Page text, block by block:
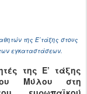
της Ε΄τάξης στους
εγκαταστάσεων.
της Ε’ τάξης
Μύλου στη